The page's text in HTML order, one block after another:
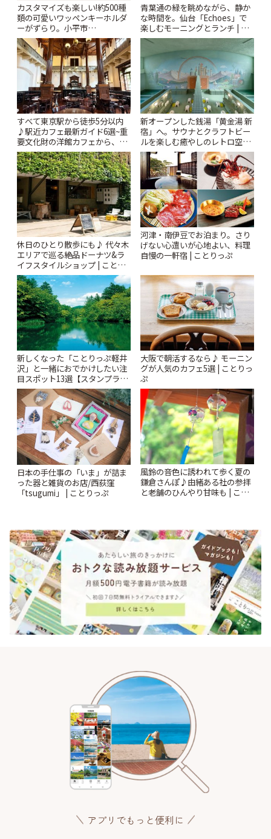
カスタマイズも楽しい!約500種
類の可愛いワッペンキーホルダ
ーがずらり。小平市
「Kimamaya T&K」 | ことりっ
ぷ
青葉通の緑を眺めながら、静か
な時間を。仙台「Echoes」で
楽しむモーニングとランチ | こ
とりっぷ
すべて東京駅から徒歩5分以内
♪駅近カフェ最新ガイド6選~重
要文化財の洋館カフェから、改
札すぐのレトロ喫茶まで~ | こと
りっぷ
新オープンした銭湯「黄金湯 新
宿」へ。サウナとクラフトビー
ルを楽しむ癒やしのレトロ空間
| ことりっぷ
休日のひとり散歩にも♪ 代々木
エリアで巡る絶品ドーナツ&ラ
イフスタイルショップ | ことり
っぷ
河津・南伊豆でお泊まり。さり
げない心遣いが心地よい、料理
自慢の一軒宿 | ことりっぷ
新しくなった「ことりっぷ軽井
沢」と一緒におでかけしたい注
目スポット13選【スタンプラリ
ー開催中】 | ことりっぷ
大阪で朝活するなら♪ モーニン
グが人気のカフェ5選 | ことりっ
ぷ
日本の手仕事の「いま」が詰ま
った器と雑貨のお店/西荻窪
「tsugumi」 | ことりっぷ
風鈴の音色に誘われて歩く夏の
鎌倉さんぽ♪由緒ある社の参拝
と老舗のひんやり甘味も | こと
アプリでもっと便利に